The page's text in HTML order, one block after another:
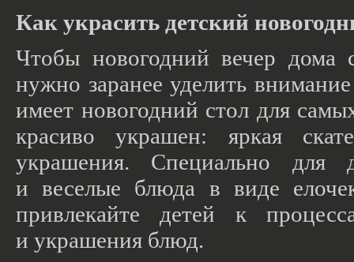
Как украсить детский
Чтобы новогодний вечер дома
нужно заранее уделить
имеет новогодний стол для
красиво украшен: яркая
украшения. Специально для
и веселые блюда в виде
привлекайте детей к
и украшения блюд.